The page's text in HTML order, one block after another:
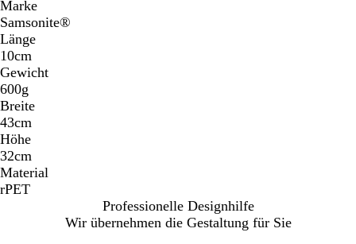
Marke
Samsonite®
Länge
10cm
Gewicht
600g
Breite
43cm
Höhe
32cm
Material
rPET
Professionelle Designhilfe
Wir übernehmen die Gestaltung für Sie